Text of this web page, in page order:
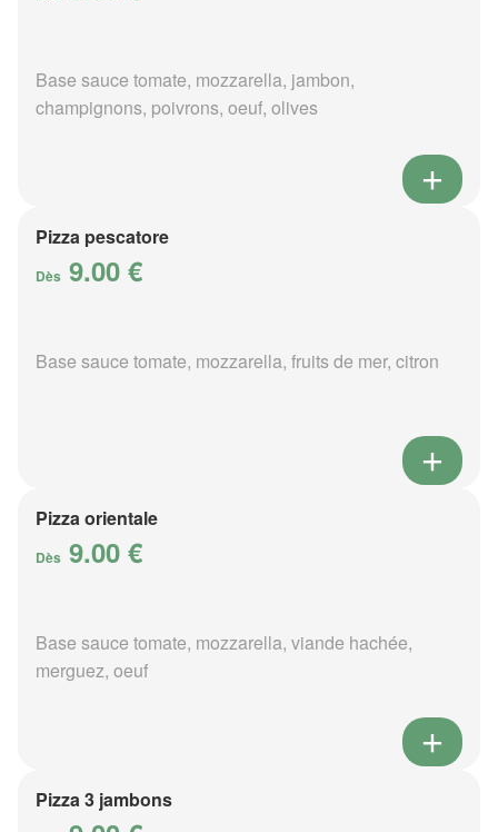
Base sauce tomate, mozzarella, jambon,
champignons, poivrons, oeuf, olives
Pizza pescatore
Dès 9.00 €
Base sauce tomate, mozzarella, fruits de mer, citron
Pizza orientale
Dès 9.00 €
Base sauce tomate, mozzarella, viande hachée,
merguez, oeuf
Pizza 3 jambons